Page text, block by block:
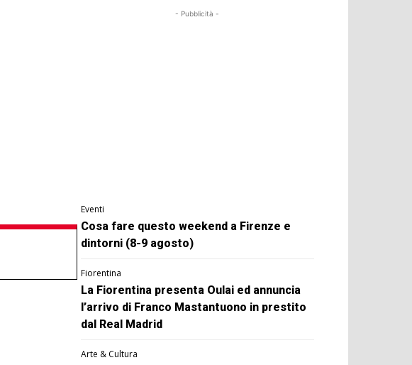
- Pubblicità -
Eventi
Cosa fare questo weekend a Firenze e
dintorni (8-9 agosto)
Fiorentina
La Fiorentina presenta Oulai ed annuncia
l’arrivo di Franco Mastantuono in prestito
dal Real Madrid
Arte & Cultura